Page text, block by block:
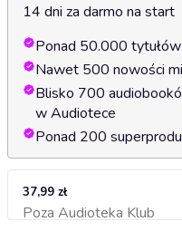
14 dni za darmo na start
Ponad 50.000
Nawet 500 nowości
Blisko 700
w Audiotece
Ponad 200
37,99 zł
Poza Audioteka KlubDodaj